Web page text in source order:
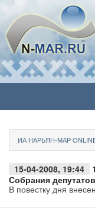
Политика
Бизнес
Общество
ИА НАРЬЯН-МАР
15-04-2008, 19:44
Собрания
В повестку дня